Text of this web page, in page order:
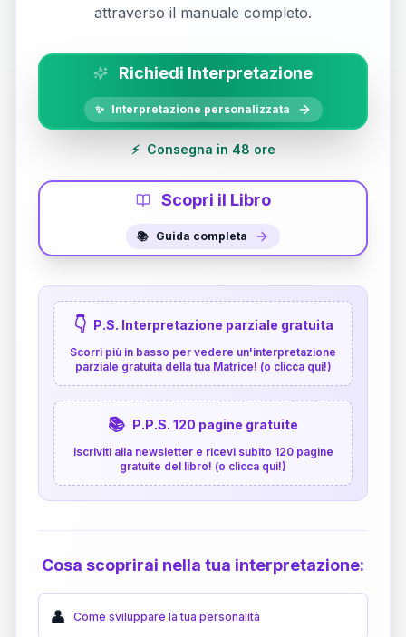
attraverso il manuale completo.
Richiedi Interpretazione
✨ Interpretazione personalizzata
⚡ Consegna in 48 ore
Scopri il Libro
📚 Guida completa
👇 P.S. Interpretazione parziale gratuita
Scorri più in basso per vedere un'interpretazione
parziale gratuita della tua Matrice! (o clicca qui!)
📚 P.P.S. 120 pagine gratuite
Iscriviti alla newsletter e ricevi subito 120 pagine
gratuite del libro! (o clicca qui!)
Cosa scoprirai nella tua interpretazione:
👤 Come sviluppare la tua personalità